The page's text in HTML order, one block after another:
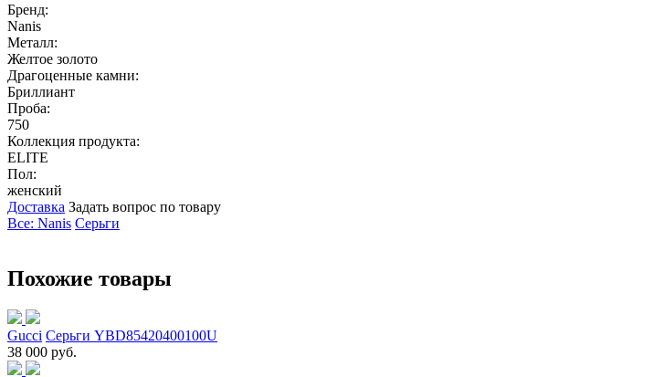
Бренд:
Nanis
Металл:
Желтое золото
Драгоценные камни:
Бриллиант
Проба:
750
Коллекция продукта:
ELITE
Пол:
женский
Доставка Задать вопрос по товару
Все: Nanis Серьги
Похожие товары
Gucci Серьги YBD85420400100U
38 000 руб.